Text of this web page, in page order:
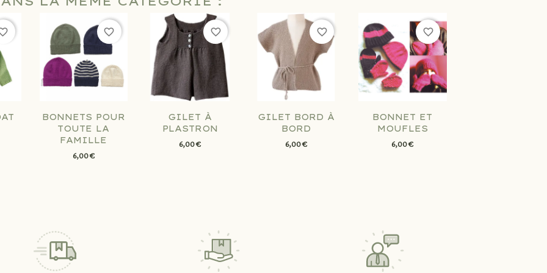
BONNETS POUR
TOUTE LA
FAMILLE
6,00 €
favorite_border
GILET À
PLASTRON
6,00 €
favorite_border
GILET BORD À
BORD
6,00 €
favorite_border
BONNET ET
MOUFLES
6,00 €
favorite_border